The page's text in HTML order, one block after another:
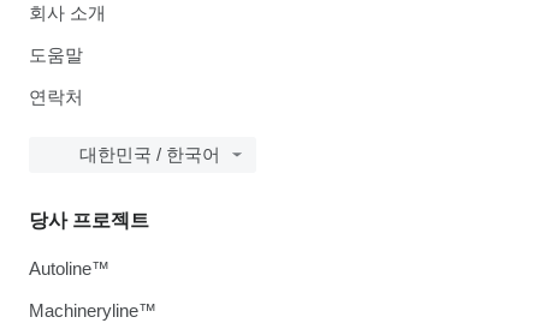
회사 소개
도움말
연락처
대한민국 / 한국어
당사 프로젝트
Autoline™
Machineryline™